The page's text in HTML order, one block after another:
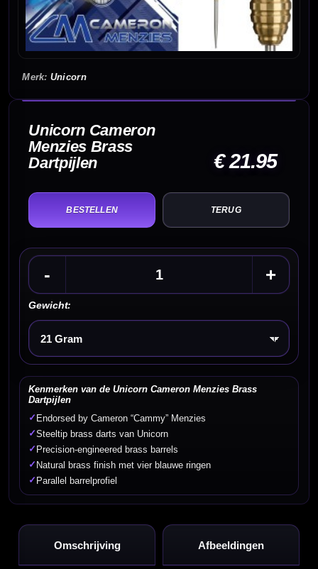
Unicorn
Unicorn Cameron
Menzies Brass
Dartpijlen
€ 21.95
TERUG
- +
Gewicht:
Kies een optie
Kenmerken van de Unicorn Cameron Menzies Brass
Dartpijlen
✓ Endorsed by Cameron “Cammy” Menzies
✓Steeltip brass darts van Unicorn
✓ Precision-engineered brass barrels
✓ Natural brass finish met vier blauwe ringen
✓ Parallel barrelprofiel
Omschrijving Afbeeldingen